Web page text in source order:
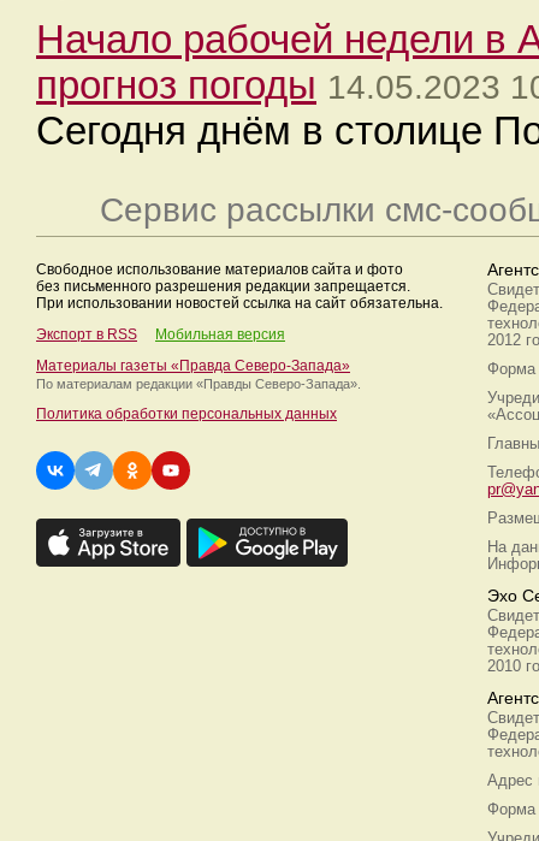
Начало рабочей недели в
прогноз погоды 14.05.2023
Сегодня днём в столице
Сервис рассылки смс-
Свободное использование материалов сайта и фото
без письменного разрешения редакции запрещается.
При использовании новостей ссылка на сайт обязательна.
Экспорт в RSS
Мобильная версия
Материалы газеты «Правда Северо-Запада»
По материалам редакции «Правды Северо-Запада».
Политика обработки персональных данных
2012
Форма
На
Эхо
2010
Адрес
Форма